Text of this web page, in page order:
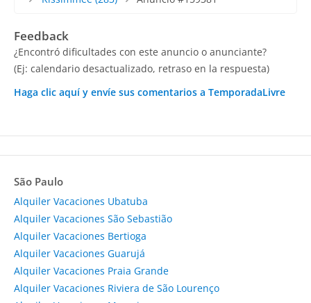
Feedback
¿Encontró dificultades con este anuncio o anunciante?
(Ej: calendario desactualizado, retraso en la respuesta)
Haga clic aquí y envíe sus comentarios a TemporadaLivre
São Paulo
Alquiler Vacaciones Ubatuba
Alquiler Vacaciones São Sebastião
Alquiler Vacaciones Bertioga
Alquiler Vacaciones Guarujá
Alquiler Vacaciones Praia Grande
Alquiler Vacaciones Riviera de São Lourenço